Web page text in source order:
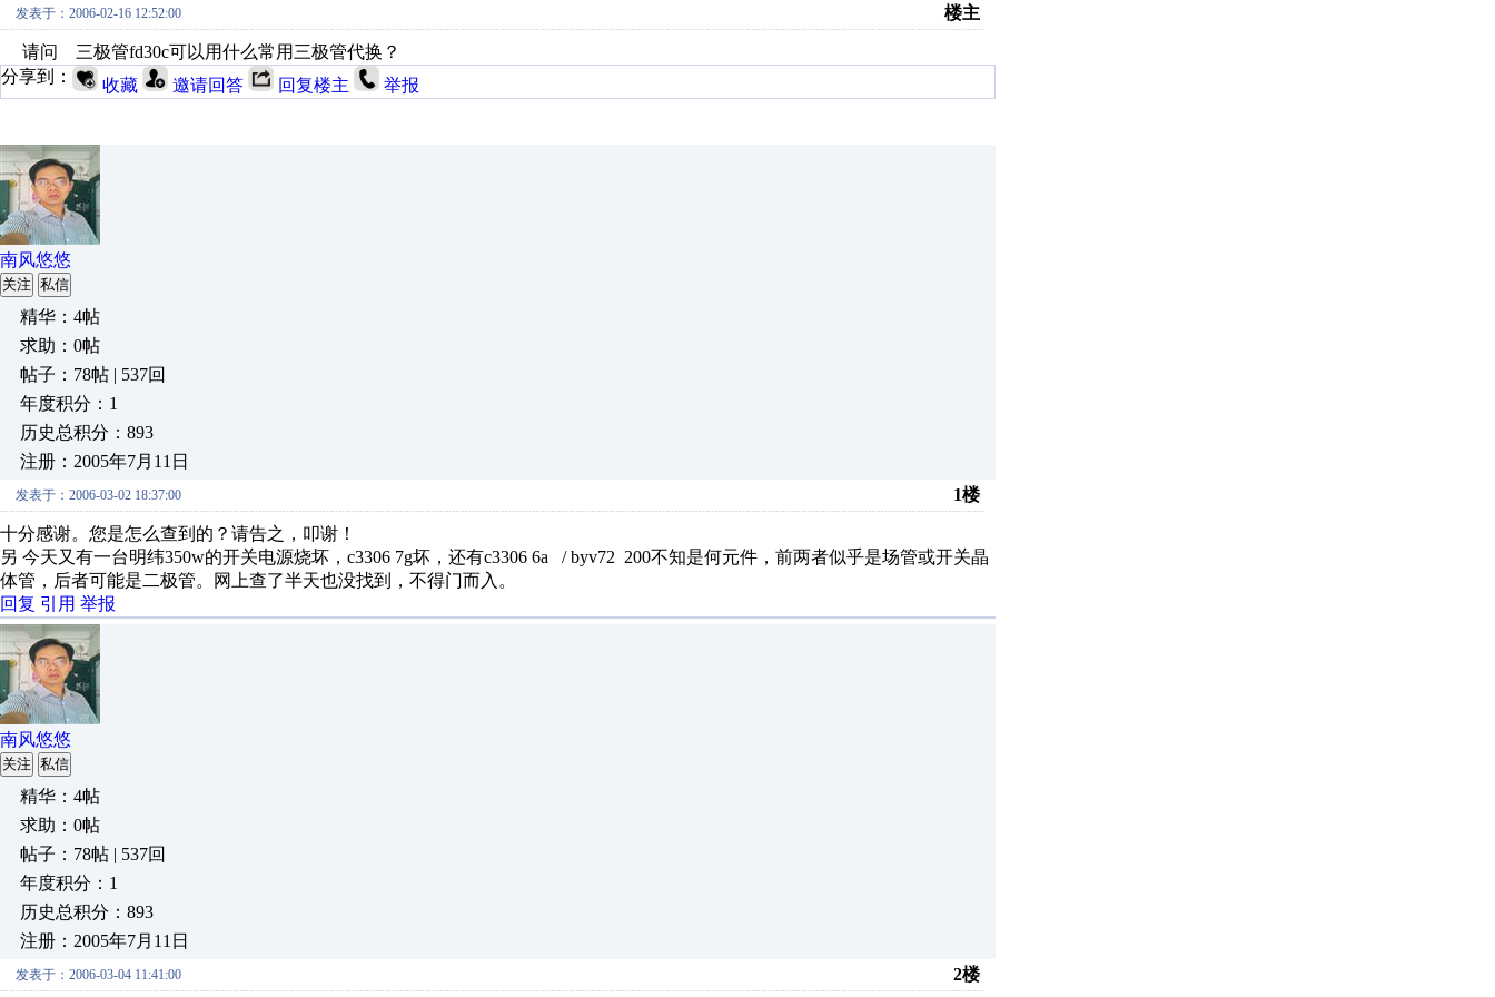
发表于：2006-02-16 12:52:00 楼主
请问 三极管fd30c可以用什么常用三极管代换？
分享到：
收藏 邀请回答 回复楼主 举报
南风悠悠
关注 私信
精华：4帖
求助：0帖
帖子：78帖 | 537回
年度积分：1
历史总积分：893
注册：2005年7月11日
发表于：2006-03-02 18:37:00 1楼
十分感谢。您是怎么查到的？请告之，叩谢！
另 今天又有一台明纬350w的开关电源烧坏，c3306 7g坏，还有c3306 6a / byv72 200不知是何元件，前两者似乎是场管或开关晶
体管，后者可能是二极管。网上查了半天也没找到，不得门而入。
回复 引用 举报
南风悠悠
关注 私信
精华：4帖
求助：0帖
帖子：78帖 | 537回
年度积分：1
历史总积分：893
注册：2005年7月11日
发表于：2006-03-04 11:41:00 2楼